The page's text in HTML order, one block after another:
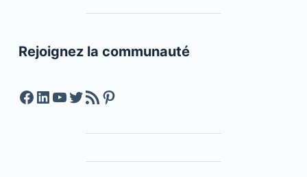
Rejoignez la communauté
Facebook
LinkedIn
YouTube
Twitter
Feed RSSPinterest